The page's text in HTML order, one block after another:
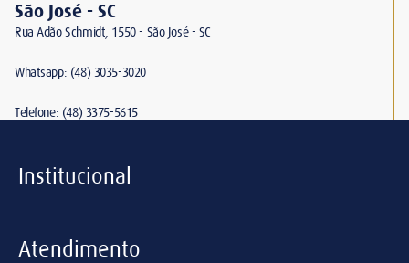
São José - SC
Rua Adão Schmidt, 1550 - São José - SC
Whatsapp: (48) 3035-3020
Telefone: (48) 3375-5615
Institucional
Atendimento